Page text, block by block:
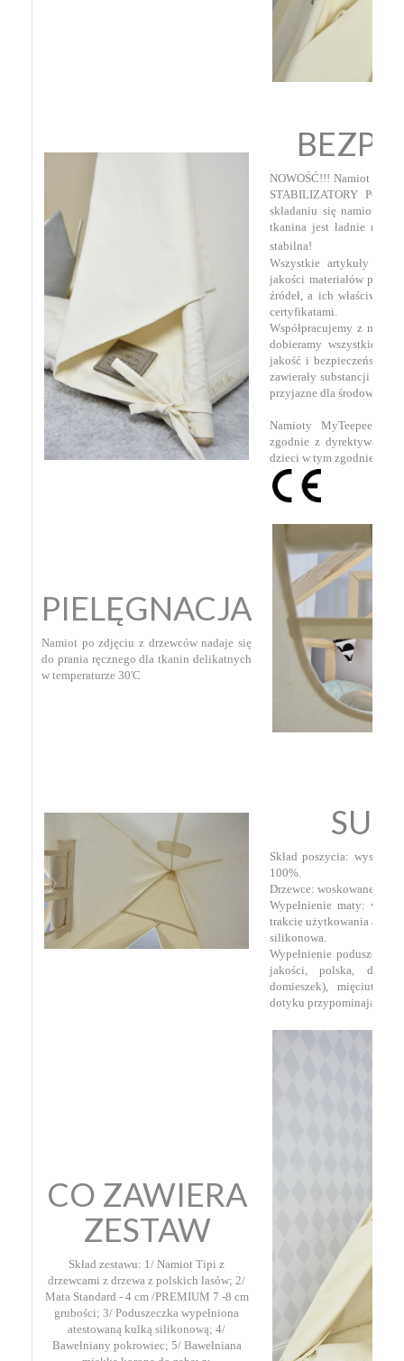
NOWOŚĆ!!! Namiot
STABILIZATORY
składaniu się namiotu
tkanina jest ładnie
stabilna!
Wszystkie artykuły
jakości materiałów
źródeł, a ich
certyfikatami.
Współpracujemy z
dobieramy wszystkie
jakość i bezpieczeństwo.
zawierały substancji
przyjazne dla środowiska
Namioty MyTeepee by
zgodnie z dyrektywami
dzieci w tym zgodnie z
PIELĘGNACJA
Namiot po zdjęciu z drzewców nadaje się
do prania ręcznego dla tkanin delikatnych
w temperaturze 30'C
Skład poszycia:
100%.
Drzewce: woskowane
Wypełnienie maty:
trakcie użytkowania
silikonowa.
Wypełnienie poduszek:
jakości, polska,
domieszek), mięciutka,
dotyku przypominająca
CO ZAWIERA
ZESTAW
Skład zestawu: 1/ Namiot Tipi z
drzewcami z drzewa z polskich lasów; 2/
Mata Standard - 4 cm /PREMIUM 7 -8 cm
grubości; 3/ Poduszeczka wypełniona
atestowaną kulką silikonową; 4/
Bawełniany pokrowiec; 5/ Bawełniana